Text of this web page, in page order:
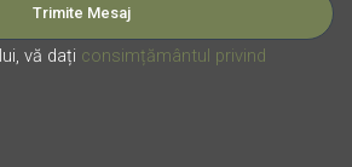
vă dați consimțământul privind